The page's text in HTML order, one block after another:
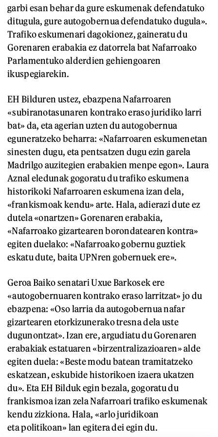
garbi esan behar da gure eskumenak defendatuko
ditugula, gure autogobernua defendatuko dugula».
Trafiko eskumenari dagokionez, gaineratu du
Gorenaren erabakia ez datorrela bat Nafarroako
Parlamentuko alderdien gehiengoaren
ikuspegiarekin.
EH Bilduren ustez, ebazpena Nafarroaren
«subiranotasunaren kontrako eraso juridiko larri
bat» da, eta agerian uzten du autogobernua
eguneratzeko beharra: «Nafarroaren eskumenetan
sinesten dugu, eta pentsatzen dugu ezin garela
Madrilgo auzitegien erabakien menpe egon». Laura
Aznal eledunak gogoratu du trafiko eskumena
historikoki Nafarroaren eskumena izan dela,
«frankismoak kendu» arte. Hala, adierazi dute ez
dutela «onartzen» Gorenaren erabakia,
«Nafarroako gizartearen borondatearen kontra»
egiten duelako: «Nafarroako gobernu guztiek
eskatu dute, baita UPNren gobernuek ere».
Geroa Baiko senatari Uxue Barkosek ere
«autogobernuaren kontrako eraso larritzat» jo du
ebazpena: «Oso larria da autogobernua nafar
gizartearen etorkizunerako tresna dela uste
dugunontzat». Izan ere, argudiatu du Gorenaren
erabakiak estatuaren «birzentralizazioaren» alde
egiten duela: «Beste modu batean tramitatzeko
eskatzean, eskubide historikoen izaera ukatzen
du». Eta EH Bilduk egin bezala, gogoratu du
frankismoa izan zela Nafarroari trafiko eskumenak
kendu zizkiona. Hala, «arlo juridikoan
eta politikoan» lan egitera dei egin du.